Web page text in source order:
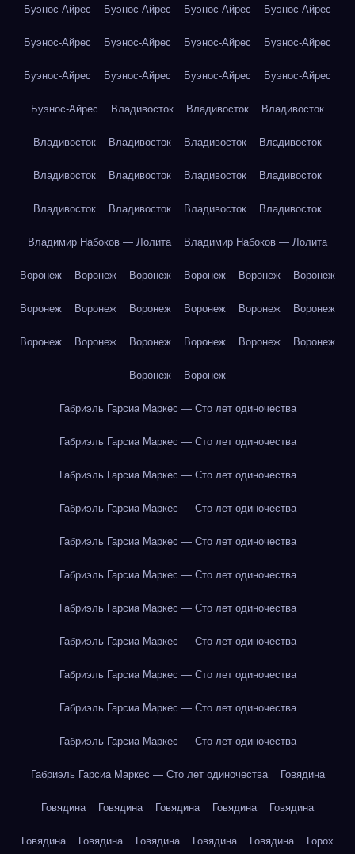
Буэнос-Айрес Буэнос-Айрес Буэнос-Айрес Буэнос-Айрес
Буэнос-Айрес Буэнос-Айрес Буэнос-Айрес Буэнос-Айрес
Буэнос-Айрес Буэнос-Айрес Буэнос-Айрес Буэнос-Айрес
Буэнос-Айрес Владивосток Владивосток Владивосток
Владивосток Владивосток Владивосток Владивосток
Владивосток Владивосток Владивосток Владивосток
Владивосток Владивосток Владивосток Владивосток
Владимир Набоков — Лолита Владимир Набоков — Лолита
Воронеж Воронеж Воронеж Воронеж Воронеж Воронеж
Воронеж Воронеж Воронеж Воронеж Воронеж Воронеж
Воронеж Воронеж Воронеж Воронеж Воронеж Воронеж
Воронеж Воронеж
Габриэль Гарсиа Маркес — Сто лет одиночества
Габриэль Гарсиа Маркес — Сто лет одиночества
Габриэль Гарсиа Маркес — Сто лет одиночества
Габриэль Гарсиа Маркес — Сто лет одиночества
Габриэль Гарсиа Маркес — Сто лет одиночества
Габриэль Гарсиа Маркес — Сто лет одиночества
Габриэль Гарсиа Маркес — Сто лет одиночества
Габриэль Гарсиа Маркес — Сто лет одиночества
Габриэль Гарсиа Маркес — Сто лет одиночества
Габриэль Гарсиа Маркес — Сто лет одиночества
Габриэль Гарсиа Маркес — Сто лет одиночества
Габриэль Гарсиа Маркес — Сто лет одиночества Говядина
Говядина Говядина Говядина Говядина Говядина
Говядина Говядина Говядина Говядина Говядина Горох